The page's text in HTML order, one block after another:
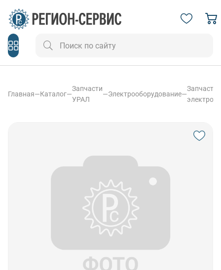
Главная—Каталог—
Запчасти
УРАЛ
—Электрооборудование—
Запчасти